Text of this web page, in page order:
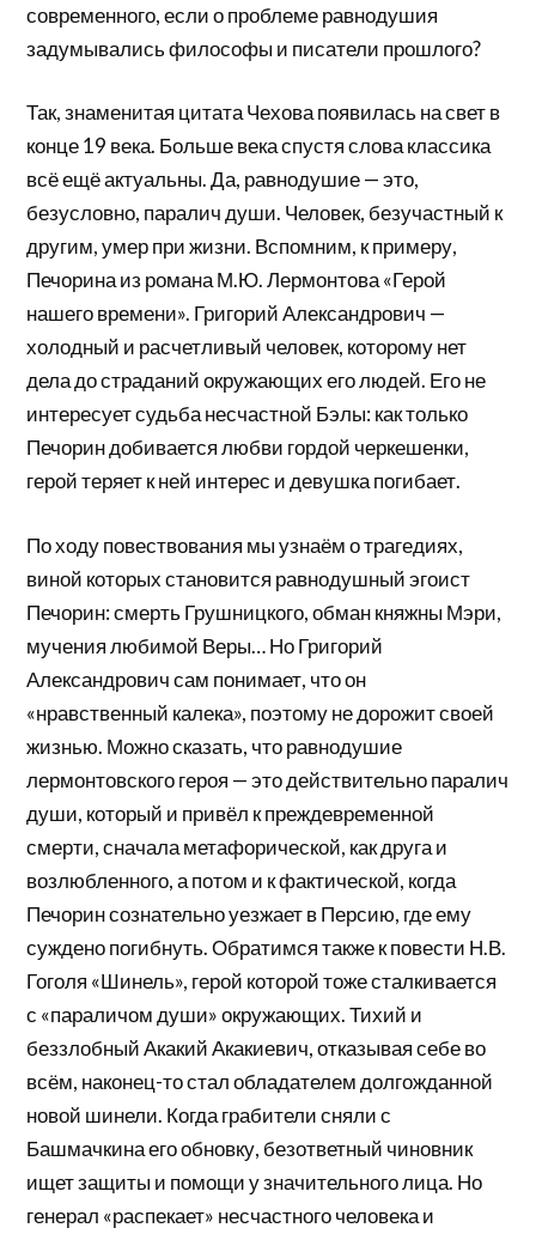
современного, если о проблеме равнодушия
задумывались философы и писатели прошлого?
Так, знаменитая цитата Чехова появилась на свет в
конце 19 века. Больше века спустя слова классика
всё ещё актуальны. Да, равнодушие — это,
безусловно, паралич души. Человек, безучастный к
другим, умер при жизни. Вспомним, к примеру,
Печорина из романа М.Ю. Лермонтова «Герой
нашего времени». Григорий Александрович —
холодный и расчетливый человек, которому нет
дела до страданий окружающих его людей. Его не
интересует судьба несчастной Бэлы: как только
Печорин добивается любви гордой черкешенки,
герой теряет к ней интерес и девушка погибает.
По ходу повествования мы узнаём о трагедиях,
виной которых становится равнодушный эгоист
Печорин: смерть Грушницкого, обман княжны Мэри,
мучения любимой Веры… Но Григорий
Александрович сам понимает, что он
«нравственный калека», поэтому не дорожит своей
жизнью. Можно сказать, что равнодушие
лермонтовского героя — это действительно паралич
души, который и привёл к преждевременной
смерти, сначала метафорической, как друга и
возлюбленного, а потом и к фактической, когда
Печорин сознательно уезжает в Персию, где ему
суждено погибнуть. Обратимся также к повести Н.В.
Гоголя «Шинель», герой которой тоже сталкивается
с «параличом души» окружающих. Тихий и
беззлобный Акакий Акакиевич, отказывая себе во
всём, наконец-то стал обладателем долгожданной
новой шинели. Когда грабители сняли с
Башмачкина его обновку, безответный чиновник
ищет защиты и помощи у значительного лица. Но
генерал «распекает» несчастного человека и